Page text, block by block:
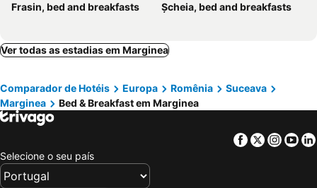
Frasin, bed and breakfasts
Șcheia, bed and breakfasts
Ver todas as estadias em Marginea
Comparador de Hotéis Europa Romênia
Suceava
Marginea
Bed & Breakfast em Marginea
Facebook
Twitter
Selecione o seu país